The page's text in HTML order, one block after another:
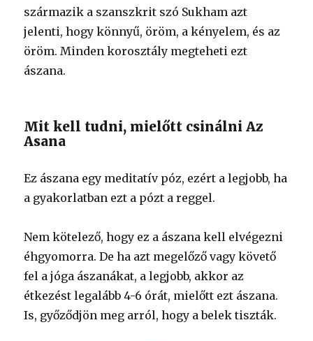
származik a szanszkrit szó Sukham azt
jelenti, hogy könnyű, öröm, a kényelem, és az
öröm. Minden korosztály megteheti ezt
ászana.
Mit kell tudni, mielőtt csinálni Az
Asana
Ez ászana egy meditatív póz, ezért a legjobb, ha
a gyakorlatban ezt a pózt a reggel.
Nem kötelező, hogy ez a ászana kell elvégezni
éhgyomorra. De ha azt megelőző vagy követő
fel a jóga ászanákat, a legjobb, akkor az
étkezést legalább 4-6 órát, mielőtt ezt ászana.
Is, győződjön meg arról, hogy a belek tiszták.